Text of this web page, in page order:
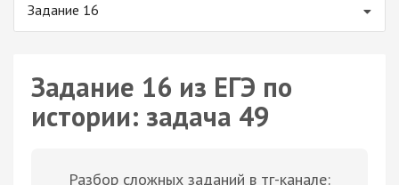
Задание 16
Задание 16 из ЕГЭ по
истории: задача 49
Разбор сложных заданий в тг-канале: